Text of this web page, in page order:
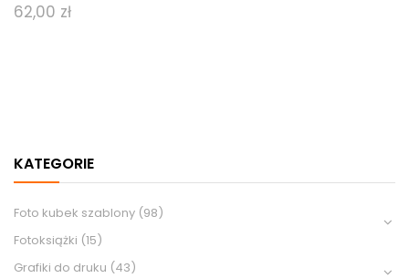
KATEGORIE
Foto kubek szablony (98)
Fotoksiążki (15)
Grafiki do druku (43)
62,00 zł